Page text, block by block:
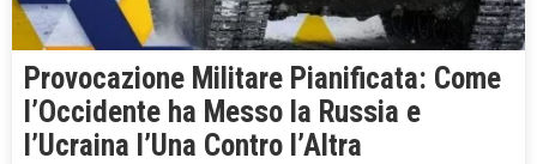
Provocazione Militare Pianificata: Come
l’Occidente ha Messo la Russia e
l’Ucraina l’Una Contro l’Altra